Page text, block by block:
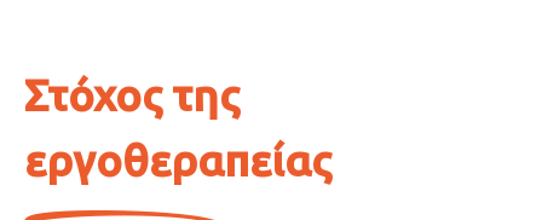
Στόχος της
εργοθεραπείας